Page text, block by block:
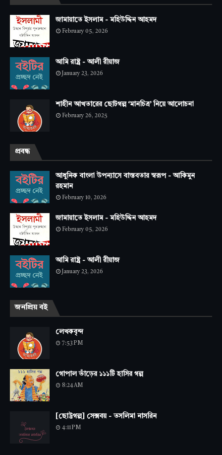
জামায়াতে ইসলাম - মহিউদ্দিন আহমদ
February 05, 2026
আমি রাষ্ট্র - আলী রীয়াজ
January 23, 2026
শাহীন আখতারের ছোটগল্প ‘মানচিত্র’ নিয়ে আলোচনা
February 26, 2025
প্রবন্ধ
আধুনিক বাংলা উপন্যাসে বাস্তবতার স্বরূপ - আকিমুন
রহমান
February 10, 2026
জামায়াতে ইসলাম - মহিউদ্দিন আহমদ
February 05, 2026
আমি রাষ্ট্র - আলী রীয়াজ
January 23, 2026
জনপ্রিয় বই
লেখকবৃন্দ
7:53 PM
গোপাল ভাঁড়ের ১১১টি হাসির গল্প
8:24 AM
[ছোট্টগল্প] সেক্সবয় - তসলিমা নাসরিন
4:11 PM